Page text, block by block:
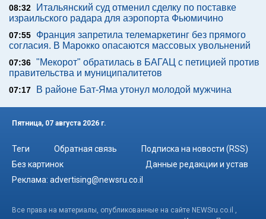
08:32
Итальянский суд отменил сделку по поставке
израильского радара для аэропорта Фьюмичино
07:55
Франция запретила телемаркетинг без прямого
согласия. В Марокко опасаются массовых увольнений
07:36 "Мекорот" обратилась в БАГАЦ с петицией против
правительства и муниципалитетов
07:17 В районе Бат-Яма утонул молодой мужчина
Пятница, 07 августа 2026 г.
Теги Обратная связь
Подписка на новости (RSS)
Без картинок
Данные редакции и устав
Реклама: advertising@newsru.co.il
Все права на материалы, опубликованные на сайте NEWSru.co.il ,